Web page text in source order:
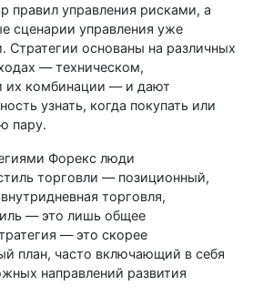
правил управления рисками, а
сценарии управления уже
Стратегии основаны на различных
— техническом,
их комбинации — и дают
узнать, когда покупать или
пару.
Форекс люди
торговли — позиционный,
торговля,
— это лишь общее
— это скорее
план, часто включающий в себя
направлений развития